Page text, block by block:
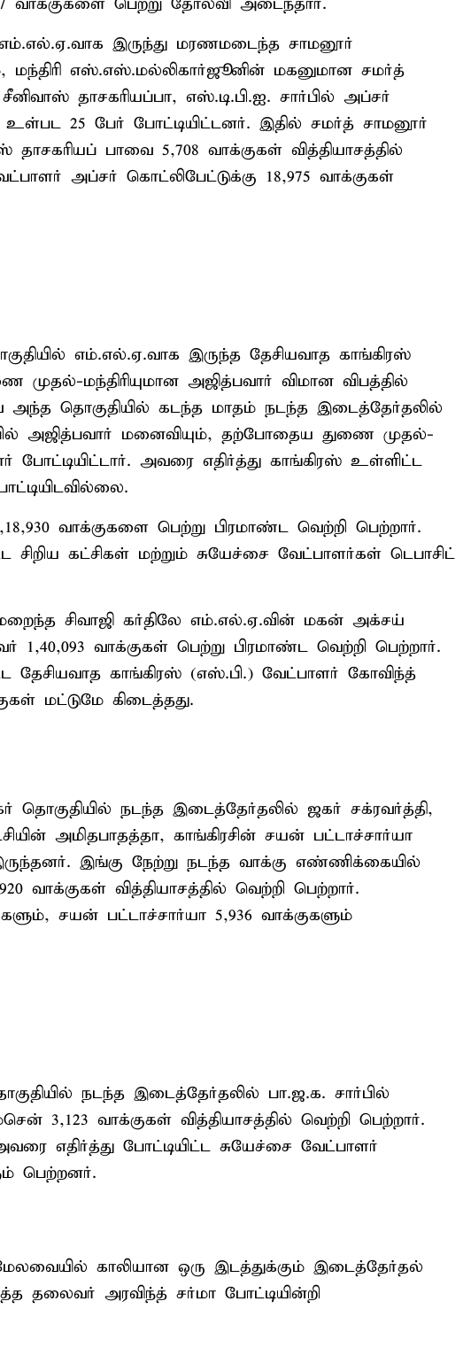
இருந்து மரணமடைந்த சாமனூர்
மந்திரி எஸ்.எஸ்.மல்லிகார்ஜூனின் மகனுமான சமர்த்
தாசகரியப்பா, எஸ்.டி.பி.ஐ. சார்பில் அப்சர்
25 பேர் போட்டியிட்டனர். இதில் சமர்த் சாமனூர்
பாவை 5,708 வாக்குகள் வித்தியாசத்தில்
அப்சர் கொட்லிபேட்டுக்கு 18,975 வாக்குகள்
எம்.எல்.ஏ.வாக இருந்த தேசியவாத காங்கிரஸ்
மந்திரியுமான அஜித்பவார் விமான விபத்தில்
தொகுதியில் கடந்த மாதம் நடந்த இடைத்தேர்தலில்
அஜித்பவார் மனைவியும், தற்போதைய துணை முதல்-
போட்டியிட்டார். அவரை எதிர்த்து காங்கிரஸ் உள்ளிட்ட
வாக்குகளை பெற்று பிரமாண்ட வெற்றி பெற்றார்.
சிறிய கட்சிகள் மற்றும் சுயேச்சை வேட்பாளர்கள் டெபாசிட்
மறைந்த சிவாஜி கர்திலே எம்.எல்.ஏ.வின் மகன் அக்சய்
1,40,093 வாக்குகள் பெற்று பிரமாண்ட வெற்றி பெற்றார்.
தேசியவாத காங்கிரஸ் (எஸ்.பி.) வேட்பாளர் கோவிந்த்
மட்டுமே கிடைத்தது.
தொகுதியில் நடந்த இடைத்தேர்தலில் ஜகர் சக்ரவர்த்தி,
அமிதபாதத்தா, காங்கிரசின் சயன் பட்டாச்சார்யா
இங்கு நேற்று நடந்த வாக்கு எண்ணிக்கையில்
வாக்குகள் வித்தியாசத்தில் வெற்றி பெற்றார்.
சயன் பட்டாச்சார்யா 5,936 வாக்குகளும்
நடந்த இடைத்தேர்தலில் பா.ஜ.க. சார்பில்
3,123 வாக்குகள் வித்தியாசத்தில் வெற்றி பெற்றார்.
எதிர்த்து போட்டியிட்ட சுயேச்சை வேட்பாளர்
பெற்றனர்.
காலியான ஒரு இடத்துக்கும் இடைத்தேர்தல்
தலைவர் அரவிந்த் சர்மா போட்டியின்றி